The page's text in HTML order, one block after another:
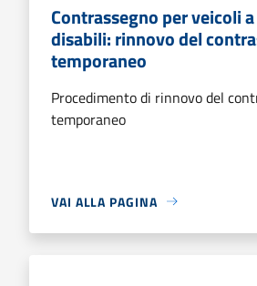
Contrassegno per veicoli
disabili: rinnovo del
temporaneo
Procedimento di rinnovo del
temporaneo
VAI ALLA PAGINA